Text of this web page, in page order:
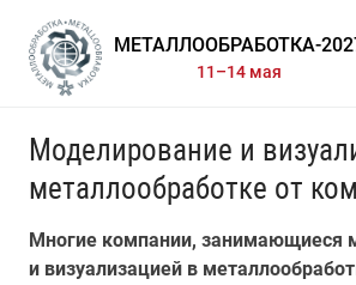
МЕТАЛЛООБРАБОТКА-
11–14 мая
Моделирование и
металлообработке от
Многие компании, занимающиеся
и визуализацией в